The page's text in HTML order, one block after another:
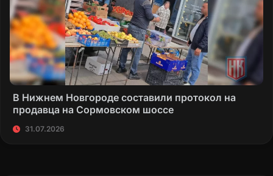
В Нижнем Новгороде составили протокол на
продавца на Сормовском шоссе
31.07.2026